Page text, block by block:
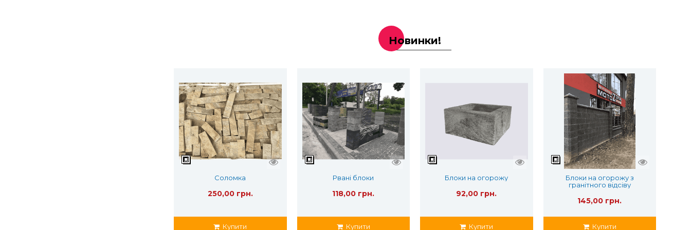
Новинки!
Соломка
250,00 грн.
Купити
Рвані блоки
118,00 грн.
Купити
Блоки на огорожу
92,00 грн.
Купити
Блоки на огорожу з
гранітного відсіву
145,00 грн.
Купити